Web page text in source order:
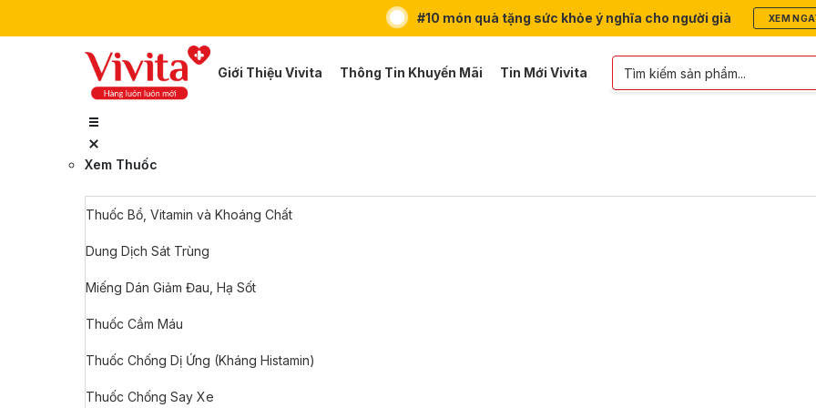
#10 món quà tặng sức khỏe ý nghĩa cho người già XEM
Giới Thiệu Vivita Thông Tin Khuyến Mãi Tin Mới Vivita
Xem Thuốc
Thuốc Bổ, Vitamin và Khoáng Chất
Dung Dịch Sát Trùng
Miếng Dán Giảm Đau, Hạ Sốt
Thuốc Cầm Máu
Thuốc Chống Dị Ứng (Kháng Histamin)
Thuốc Chống Say Xe